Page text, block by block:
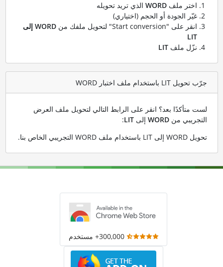
اختر ملف WORDالذي تريد تحويله
غيّر الجودة أو الحجم (اختياري)
انقر على "Start conversion" لتحويل ملفك من
WORD إلى
LIT
نزّل ملف LIT
جرّب تحويل LIT باستخدام ملف اختبار WORD
لست متأكدًا بعد؟ انقر على الرابط التالي لتحويل ملف العرض
التجريبي من WORDإلى LIT
:
تحويل WORD إلى LIT باستخدام ملف WORD التجريبي الخاص بنا
.
300,000+ مستخدم